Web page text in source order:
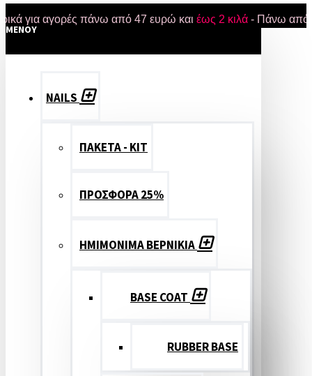
αγορές πάνω από 47 ευρώ καιέως 2 κιλά- Πάνω από 50
MENOY
NAILS
ΠΑΚΕΤΑ - ΚΙΤ
ΠΡΟΣΦΟΡΑ 25%
ΗΜΙΜΟΝΙΜΑ ΒΕΡΝΙΚΙΑ
BASE COAT
RUBBER BASE